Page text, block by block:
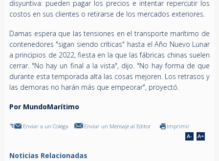
disyuntiva: pueden pagar los precios e intentar repercutir los
costos en sus clientes o retirarse de los mercados exteriores.
Damas espera que las tensiones en el transporte marítimo de
contenedores "sigan siendo críticas" hasta el Año Nuevo Lunar
a principios de 2022, fiesta en la que las fábricas chinas suelen
cerrar. "No hay un final a la vista", dijo. "No hay forma de que
durante esta temporada alta las cosas mejoren. Los retrasos y
las demoras no harán más que empeorar", proyectó.
Por MundoMarítimo
Enviar a un Colega Enviar un Mensaje al Editor Imprimir
Noticias Relacionadas